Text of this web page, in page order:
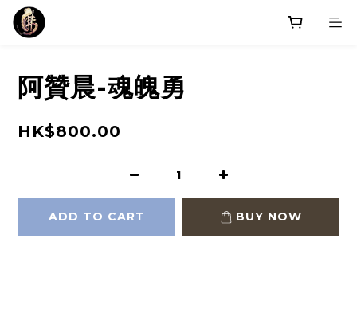
阿贊晨-魂魄勇
HK$800.00
ADD TO CART BUY NOW